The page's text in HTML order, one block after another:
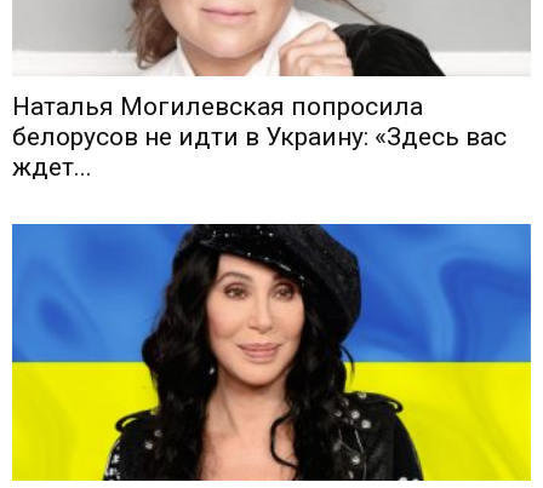
Наталья Могилевская попросила
белорусов не идти в Украину: «Здесь вас
ждет...